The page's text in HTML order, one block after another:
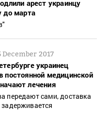
арест украинцу
до марта
December 2017
украинец
постоянной медицинской
лечения
передают сами, доставка